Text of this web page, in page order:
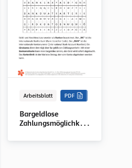
Arbeitsblatt PDF
Bargeldlose
Zahlungsmöglichkeiten,